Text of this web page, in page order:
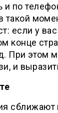
по
такой
если у
конце
При этом
и
сближают